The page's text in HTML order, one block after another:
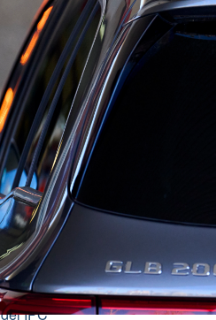
WhatsappFacebook
X
que lainflación
desde el año 1985. En
(IPC) subió un 3%.
respecto al
avance
tasa
del dato de